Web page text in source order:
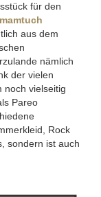
für den
aus dem
nämlich
der vielen
noch vielseitig
Pareo
Rock
sondern ist auch